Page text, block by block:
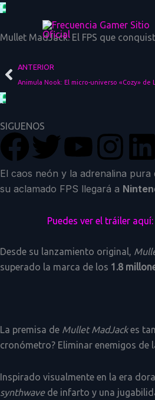
Ir
contenido
Mullet MadJack: El FPS que
AntANTERIOR
Animula Nook: El micro-universo «Cozy»
SIGUENOS
F
a
b
o
k
T
w
t
t
r
Y
o
u
t
u
e
I
n
t
a
r
a
m
L
i
k
i
El caos neón y la adrenalina pura
su aclamado FPS llegará a
Puedes ver el tráiler aquí:
Desde su lanzamiento original,
superado la marca de los 1.8
La premisa de Mullet MadJackes
cronómetro? Eliminar enemigos
Inspirado visualmente en la era
synthwavede infarto y una